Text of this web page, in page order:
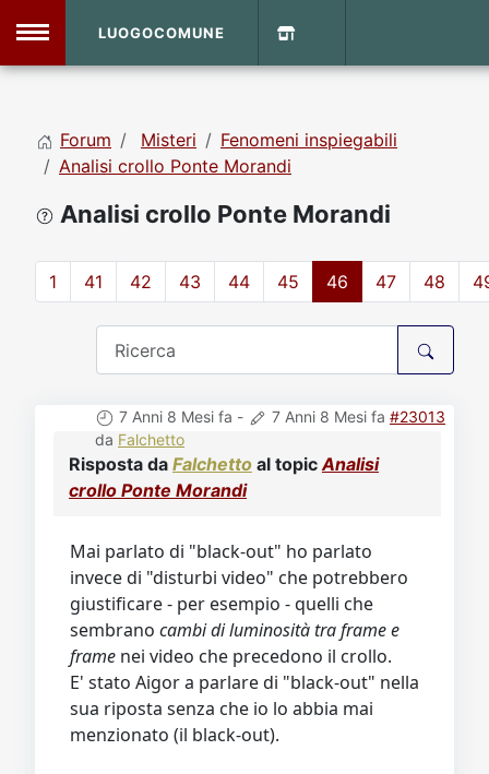
Home
DVD Shop
Sito
LUOGOCOMUNE
Forum Misteri
Fenomeni inspiegabili
Analisi crollo Ponte Morandi
Analisi crollo Ponte Morandi
1 41 42 43 44 45 46 47 48
7 Anni 8 Mesi fa - 7 Anni 8 Mesi fa #23013
da Falchetto
Risposta da Falchetto al topicAnalisi
crollo Ponte Morandi
Mai parlato di "black-out" ho parlato
invece di "disturbi video" che potrebbero
giustificare - per esempio - quelli che
sembrano cambi di luminosità tra frame e
frame nei video che precedono il crollo.
E' stato Aigor a parlare di "black-out" nella
sua riposta senza che io lo abbia mai
menzionato (il black-out).